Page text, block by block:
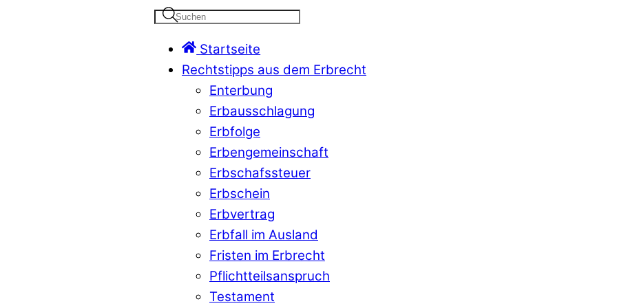
Startseite
Rechtstipps aus dem Erbrecht
Enterbung
Erbausschlagung
Erbfolge
Erbengemeinschaft
Erbschafssteuer
Erbschein
Erbvertrag
Erbfall im Ausland
Fristen im Erbrecht
Pflichtteilsanspruch
Testament